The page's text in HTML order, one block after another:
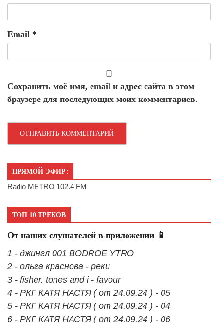
Email *
Сохранить моё имя, email и адрес сайта в этом
браузере для последующих моих комментариев.
ПРЯМОЙ ЭФИР:
Radio METRO 102.4 FM
ТОП 10 ТРЕКОВ
От наших слушателей в приложении 📱
1 - джингл 001 BODROE YTRO
2 - ольга краснова - реки
3 - fisher, tones and i - favour
4 - РКГ КАТЯ НАСТЯ ( от 24.09.24 ) - 05
5 - РКГ КАТЯ НАСТЯ ( от 24.09.24 ) - 04
6 - РКГ КАТЯ НАСТЯ ( от 24.09.24 ) - 06